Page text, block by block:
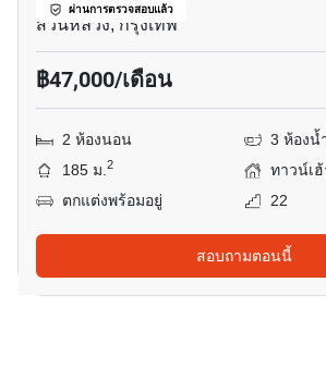
ผ่านการตรวจสอบแล้ว
สวนหลวง, กรุงเทพ
฿47,000/เดือน
2 ห้องนอน
3 ห้องน้
185 ม.2
ทาวน์เ
ตกแต่งพร้อมอยู่
22
สอบถามตอนนี้